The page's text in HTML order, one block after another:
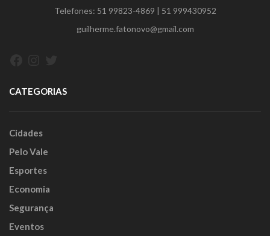
Telefones: 51 99823-4869 | 51 999430952
guilherme.fatonovo@gmail.com
CATEGORIAS
Cidades
Pelo Vale
Esportes
Economia
Segurança
Eventos